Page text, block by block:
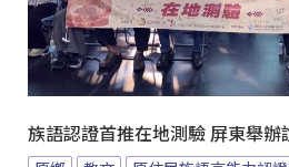
族語認證首推在地測驗 屏東舉辦